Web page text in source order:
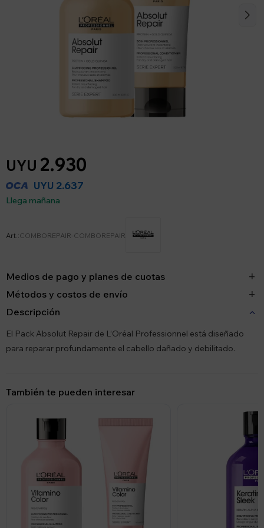
UYU 2.930
UYU 2.637
Llega mañana
COMBOREPAIR-COMBOREPAIR
Medios de pago y planes de cuotas
Métodos y costos de envío
Descripción
El Pack Absolut Repair de L’Oréal Professionnel está diseñado
para reparar profundamente el cabello dañado y debilitado.
También te pueden interesar